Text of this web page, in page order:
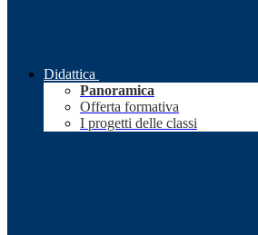
Didattica
Panoramica
Offerta formativa
I progetti delle classi